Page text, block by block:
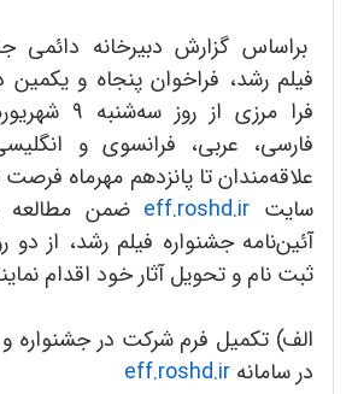
براساس گزارش دبیرخانه دائمی
فیلم رشد، فراخوان پنجاه و یکمین
فرا مرزی از
فارسی، عربی، فرانسوی و
علاقه‌مندان تا پانزدهم مهرماه فرصت
سایت eff.roshd.ir ضمن مطالعه
آئین‌نامه جشنواره فیلم رشد، از
ثبت نام و تحویل آثار خود اقدام
الف) تکمیل فرم شرکت در جشنواره و
در سامانه eff.roshd.ir